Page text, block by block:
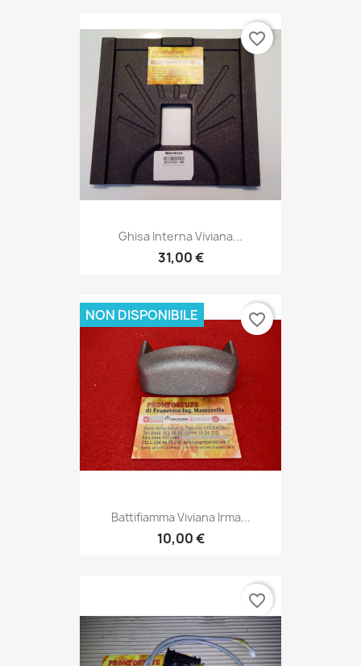
Ghisa Interna Viviana...
31,00 €
favorite_border
Battifiamma Viviana Irma...
10,00 €
NON DISPONIBILE favorite_border
favorite_border